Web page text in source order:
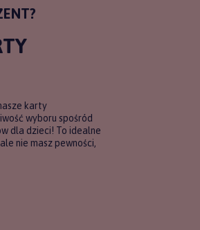
karty
wyboru spośród
dla dzieci! To idealne
nie masz pewności,